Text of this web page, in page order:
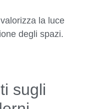
la luce
degli spazi.
sugli